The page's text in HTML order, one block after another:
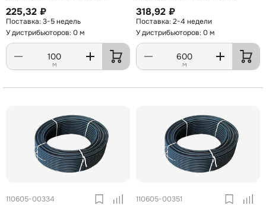
225,32 ₽
3-5 недель
У дистрибьюторов: 0 м
м
318,92 ₽
2-4 недели
У дистрибьюторов: 0 м
м
110605-00334 110605-00351